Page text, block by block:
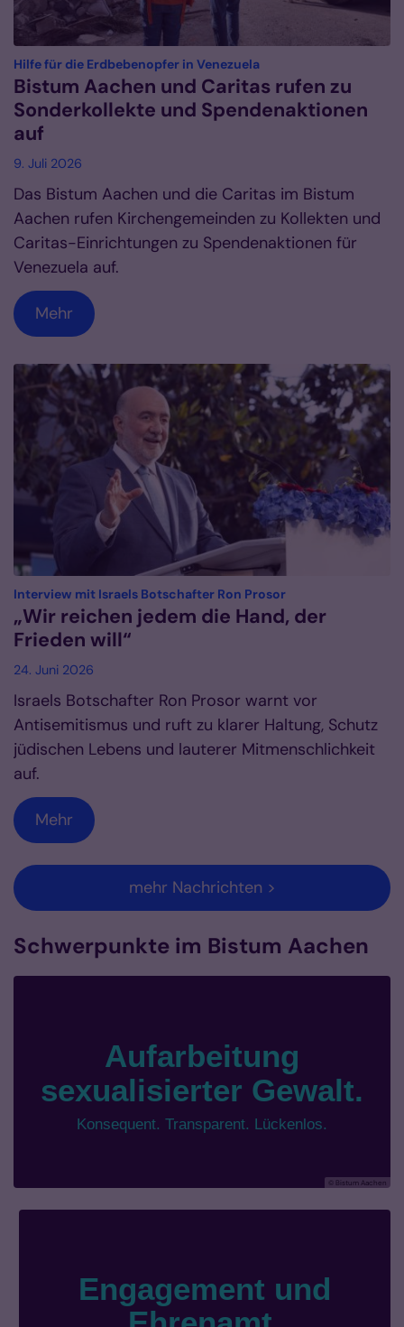
Hilfe für die Erdbebenopfer in Venezuela:
Bistum Aachen und Caritas rufen zu
Sonderkollekte und Spendenaktionen
auf
9. Juli 2026
Das Bistum Aachen und die Caritas im Bistum
Aachen rufen Kirchengemeinden zu Kollekten und
Caritas-Einrichtungen zu Spendenaktionen für
Venezuela auf.
Mehr
Interview mit Israels Botschafter Ron Prosor:
„Wir reichen jedem die Hand, der
Frieden will“
24. Juni 2026
Israels Botschafter Ron Prosor warnt vor
Antisemitismus und ruft zu klarer Haltung, Schutz
jüdischen Lebens und lauterer Mitmenschlichkeit
auf.
Mehr
mehr Nachrichten >
Schwerpunkte im Bistum Aachen
© Bistum Aachen